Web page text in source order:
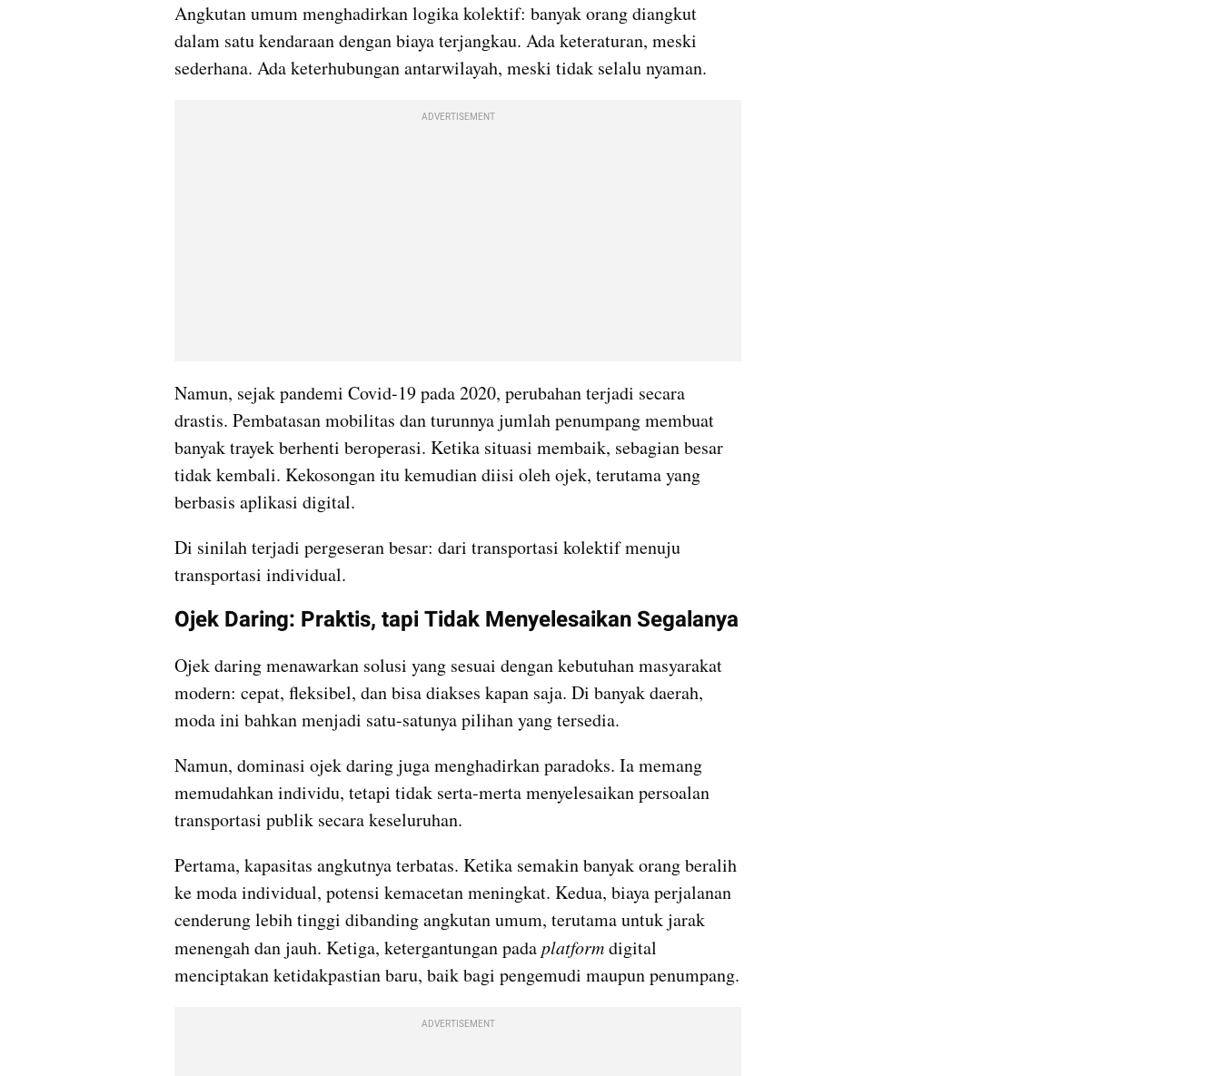
Angkutan umum menghadirkan logika kolektif: banyak orang diangkut
dalam satu kendaraan dengan biaya terjangkau. Ada keteraturan, meski
sederhana. Ada keterhubungan antarwilayah, meski tidak selalu nyaman.
ADVERTISEMENT
Namun, sejak pandemi Covid-19 pada 2020, perubahan terjadi secara
drastis. Pembatasan mobilitas dan turunnya jumlah penumpang membuat
banyak trayek berhenti beroperasi. Ketika situasi membaik, sebagian besar
tidak kembali. Kekosongan itu kemudian diisi oleh ojek, terutama yang
berbasis aplikasi digital.
Di sinilah terjadi pergeseran besar: dari transportasi kolektif menuju
transportasi individual.
Ojek Daring: Praktis, tapi Tidak Menyelesaikan Segalanya
Ojek daring menawarkan solusi yang sesuai dengan kebutuhan masyarakat
modern: cepat, fleksibel, dan bisa diakses kapan saja. Di banyak daerah,
moda ini bahkan menjadi satu-satunya pilihan yang tersedia.
Namun, dominasi ojek daring juga menghadirkan paradoks. Ia memang
memudahkan individu, tetapi tidak serta-merta menyelesaikan persoalan
transportasi publik secara keseluruhan.
Pertama, kapasitas angkutnya terbatas. Ketika semakin banyak orang beralih
ke moda individual, potensi kemacetan meningkat. Kedua, biaya perjalanan
cenderung lebih tinggi dibanding angkutan umum, terutama untuk jarak
menengah dan jauh. Ketiga, ketergantungan pada platform digital
menciptakan ketidakpastian baru, baik bagi pengemudi maupun penumpang.
ADVERTISEMENT